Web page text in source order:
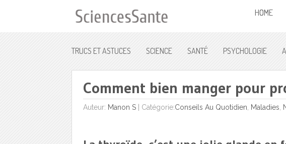
HOME
TRUCS ET ASTUCES SCIENCE SANTÉ PSYCHOLOGIE
Comment bien manger pour
Auteur: Manon S| Catégorie:Conseils Au Quotidien Maladies